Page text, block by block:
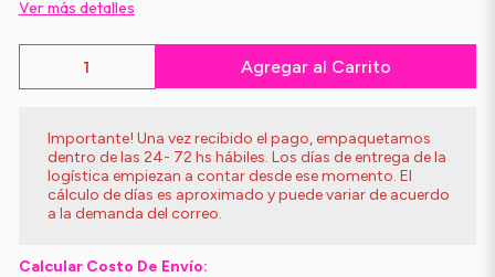
Ver más detalles
Agregar al Carrito
Importante! Una vez recibido el pago, empaquetamos
dentro de las 24- 72 hs hábiles. Los días de entrega de la
logística empiezan a contar desde ese momento. El
cálculo de días es aproximado y puede variar de acuerdo
a la demanda del correo.
Calcular Costo De Envío: